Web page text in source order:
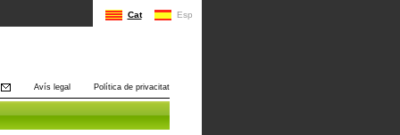
Cat Esp
Avís legal Política de privacitat